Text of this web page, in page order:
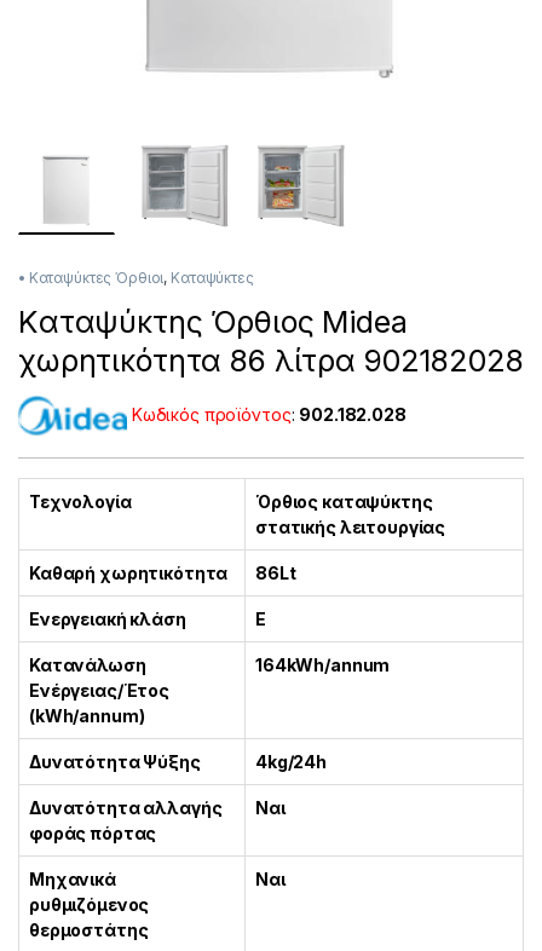
• Καταψύκτες Όρθιοι, Καταψύκτες
Kαταψύκτης Όρθιος Midea
χωρητικότητα 86 λίτρα 902182028
Κωδικός προϊόντος: 902.182.028
Τεχνολογία
Όρθιος καταψύκτης
στατικής λειτουργίας
Καθαρή χωρητικότητα 86Lt
Ενεργειακή κλάση E
Κατανάλωση
Ενέργειας/Έτος
(kWh/annum)
164kWh/annum
Δυνατότητα Ψύξης 4kg/24h
Δυνατότητα αλλαγής
φοράς πόρτας
Ναι
Μηχανικά
ρυθμιζόμενος
θερμοστάτης
Ναι